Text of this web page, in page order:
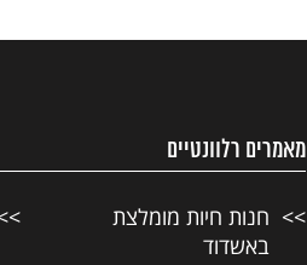
מאמרים רלוונטיים
חנות חיות מומלצת
באשדוד